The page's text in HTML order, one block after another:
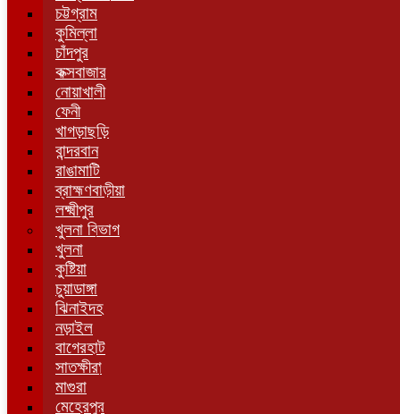
চট্টগ্রাম
কুমিল্লা
চাঁদপুর
কক্সবাজার
নোয়াখালী
ফেনী
খাগড়াছড়ি
বান্দরবান
রাঙামাটি
ব্রাহ্মণবাড়ীয়া
লক্ষ্মীপুর
খুলনা বিভাগ
খুলনা
কুষ্টিয়া
চুয়াডাঙ্গা
ঝিনাইদহ
নড়াইল
বাগেরহাট
সাতক্ষীরা
মাগুরা
মেহেরপুর